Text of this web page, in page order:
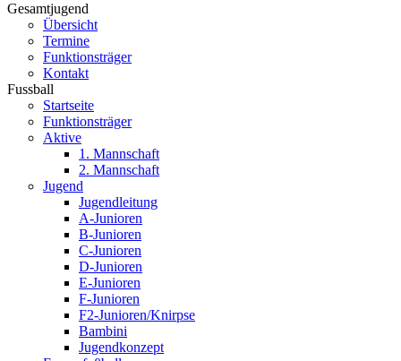
Gesamtjugend
Übersicht
Termine
Funktionsträger
Kontakt
Fussball
Startseite
Funktionsträger
Aktive
1. Mannschaft
2. Mannschaft
Jugend
Jugendleitung
A-Junioren
B-Junioren
C-Junioren
D-Junioren
E-Junioren
F-Junioren
F2-Junioren/Knirpse
Bambini
Jugendkonzept